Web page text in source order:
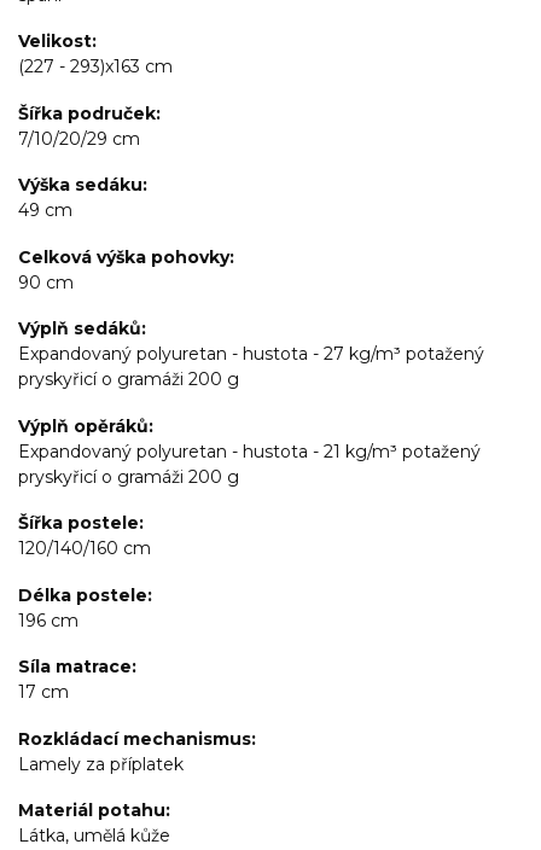
Velikost
(227 - 293)x163 cm
Šířka područek
7/10/20/29 cm
Výška sedáku
49 cm
Celková výška pohovky
90 cm
Výplň sedáků
Expandovaný polyuretan - hustota - 27 kg/m³ potažený
pryskyřicí o gramáži 200 g
Výplň opěráků
Expandovaný polyuretan - hustota - 21 kg/m³ potažený
pryskyřicí o gramáži 200 g
Šířka postele
120/140/160 cm
Délka postele
196 cm
Síla matrace
17 cm
Rozkládací mechanismus
Lamely za příplatek
Materiál potahu
Látka, umělá kůže